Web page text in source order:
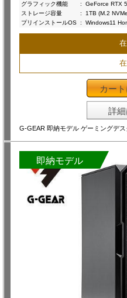
グラフィック機能
:
GeForce RTX
ストレージ容量
:
1TB (M.2
プリインストールOS : Windows11
カー
詳
G-GEAR 即納モデル ゲーミングデ
即納モデル